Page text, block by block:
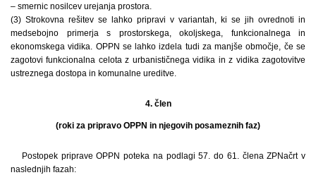
– smernic nosilcev urejanja prostora.
(3) Strokovna rešitev se lahko pripravi v variantah, ki se jih ovrednoti in
medsebojno primerja s prostorskega, okoljskega, funkcionalnega in
ekonomskega vidika. OPPN se lahko izdela tudi za manjše območje, če se
zagotovi funkcionalna celota z urbanističnega vidika in z vidika zagotovitve
ustreznega dostopa in komunalne ureditve.
4. člen
(roki za pripravo OPPN in njegovih posameznih faz)
Postopek priprave OPPN poteka na podlagi 57. do 61. člena ZPNačrt v
naslednjih fazah: